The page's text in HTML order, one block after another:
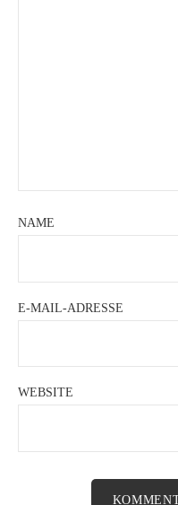
NAME
E-MAIL-ADRESSE
WEBSITE